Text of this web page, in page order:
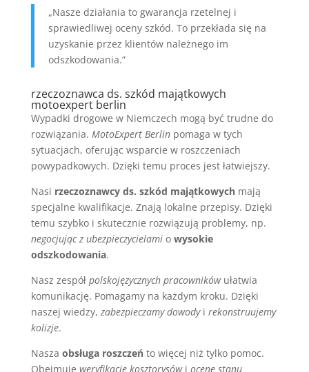
„Nasze działania to gwarancja rzetelnej i
sprawiedliwej oceny szkód. To przekłada się na
uzyskanie przez klientów należnego im
odszkodowania.”
rzeczoznawca ds. szkód majątkowych
motoexpert berlin
Wypadki drogowe w Niemczech mogą być trudne do
rozwiązania. MotoExpert Berlinpomaga w tych
sytuacjach, oferując wsparcie w roszczeniach
powypadkowych. Dzięki temu proces jest łatwiejszy.
Nasi rzeczoznawcy ds. szkód majątkowychmają
specjalne kwalifikacje. Znają lokalne przepisy. Dzięki
temu szybko i skutecznie rozwiązują problemy, np.
negocjując z ubezpieczycielamio wysokie
odszkodowania.
Nasz zespół polskojęzycznych pracownikówułatwia
komunikację. Pomagamy na każdym kroku. Dzięki
naszej wiedzy, zabezpieczamy dowodyi rekonstruujemy
kolizje.
Nasza obsługa roszczeńto więcej niż tylko pomoc.
Obejmuje weryfikację kosztorysówi ocenę stanu